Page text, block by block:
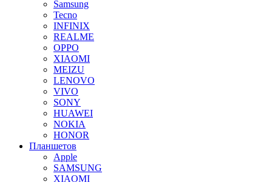
Samsung
Tecno
INFINIX
REALME
OPPO
XIAOMI
MEIZU
LENOVO
VIVO
SONY
HUAWEI
NOKIA
HONOR
Планшетов
Apple
SAMSUNG
XIAOMI